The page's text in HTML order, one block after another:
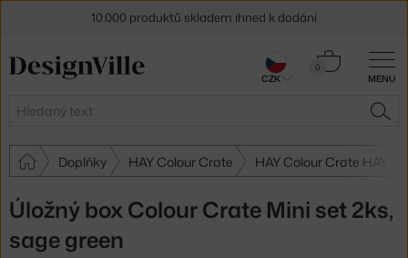
MENU
Hledat
0
Košík
Doplňky HAY Colour Crate HAY Colour Crate HAY
Úložný box Colour Crate Mini set 2ks,
sage green
30 dní na vrácení zbožíCZK